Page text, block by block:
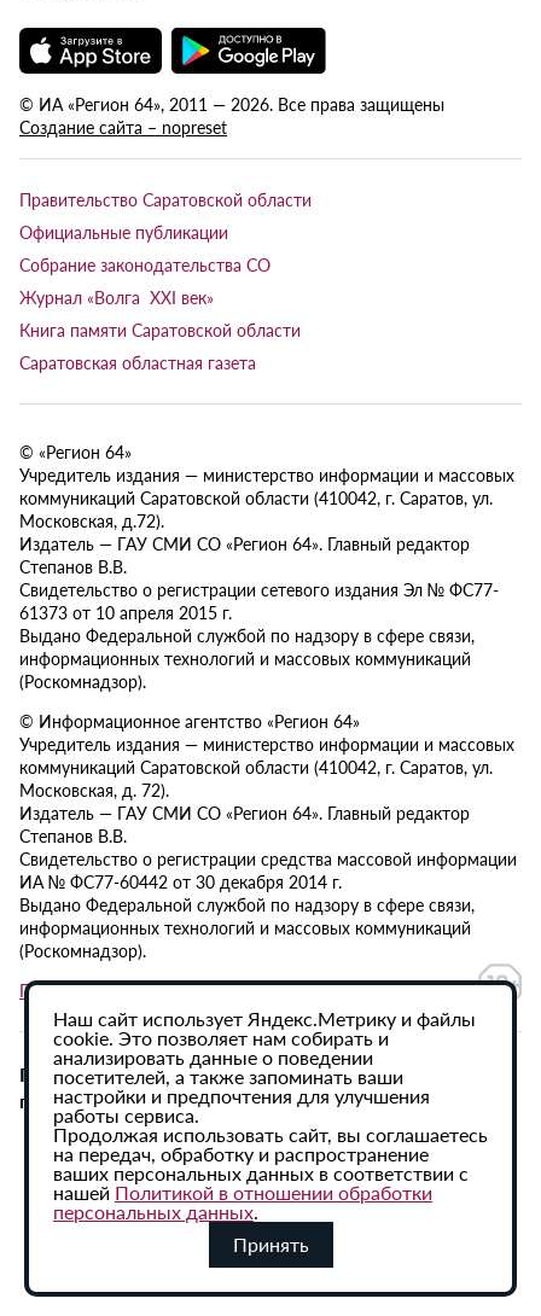
© ИА «Регион 64», 2011 — 2026. Все права защищены
Создание сайта – nopreset
Правительство Саратовской области
Официальные публикации
Собрание законодательства СО
Журнал «Волга XXI век»
Книга памяти Саратовской области
Саратовская областная газета
© «Регион 64»
Учредитель издания — министерство информации и массовых
коммуникаций Саратовской области (410042, г. Саратов, ул.
Московская, д.72).
Издатель — ГАУ СМИ СО «Регион 64». Главный редактор
Степанов В.В.
Свидетельство о регистрации сетевого издания Эл № ФС77-
61373 от 10 апреля 2015 г.
Выдано Федеральной службой по надзору в сфере связи,
информационных технологий и массовых коммуникаций
(Роскомнадзор).
© Информационное агентство «Регион 64»
Учредитель издания — министерство информации и массовых
коммуникаций Саратовской области (410042, г. Саратов, ул.
Московская, д. 72).
Издатель — ГАУ СМИ СО «Регион 64». Главный редактор
Степанов В.В.
Свидетельство о регистрации средства массовой информации
ИА № ФС77-60442 от 30 декабря 2014 г.
Выдано Федеральной службой по надзору в сфере связи,
информационных технологий и массовых коммуникаций
(Роскомнадзор).
Политика в отношении обработки персональных данных
При использовании материалов сайта активная
гиперссылка на ИА «Регион 64» обязательна.
Наш сайт использует Яндекс.Метрику и файлы
cookie. Это позволяет нам собирать и
анализировать данные о поведении
посетителей, а также запоминать ваши
настройки и предпочтения для улучшения
работы сервиса.
Продолжая использовать сайт, вы соглашаетесь
на передач, обработку и распространение
ваших персональных данных в соответствии с
нашей Политикой в отношении обработки
персональных данных.
Принять